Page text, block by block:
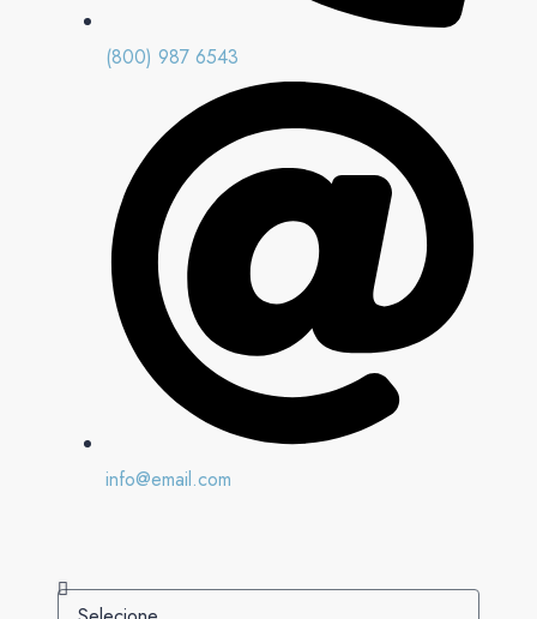
(800) 987 6543
info@email.com